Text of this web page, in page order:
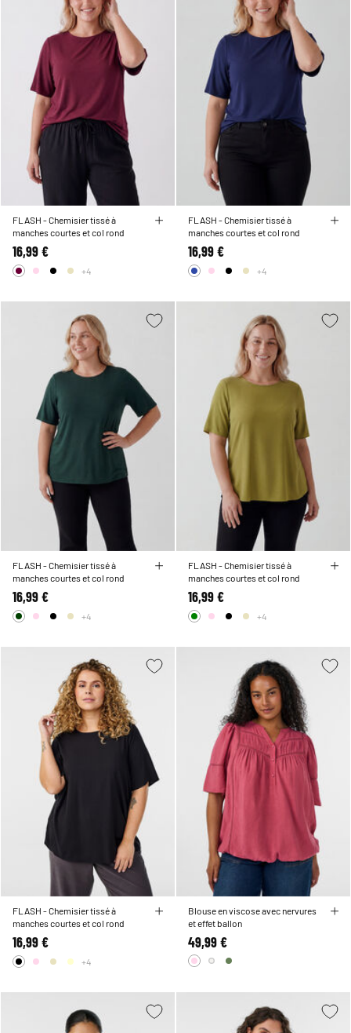
FLASH - Chemisier tissé à
manches courtes et col rond
16,99 €
+4
FLASH - Chemisier tissé à
manches courtes et col rond
16,99 €
+4
FLASH - Chemisier tissé à
manches courtes et col rond
16,99 €
+4
FLASH - Chemisier tissé à
manches courtes et col rond
16,99 €
+4
FLASH - Chemisier tissé à
manches courtes et col rond
16,99 €
+4
Blouse en viscose avec nervures
et effet ballon
49,99 €